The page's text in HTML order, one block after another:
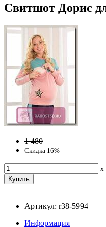
Свитшот Дорис
1 480
Скидка 16%
x
Артикул: r38-5994
Информация